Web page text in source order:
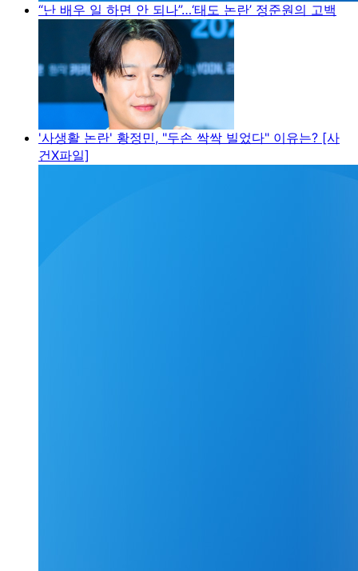
“난 배우 일 하면 안 되나”…‘태도 논란’ 정준원의 고백
'사생활 논란' 황정민, "두손 싹싹 빌었다" 이유는? [사
건X파일]